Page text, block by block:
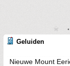
Geluiden
Nieuwe Mount